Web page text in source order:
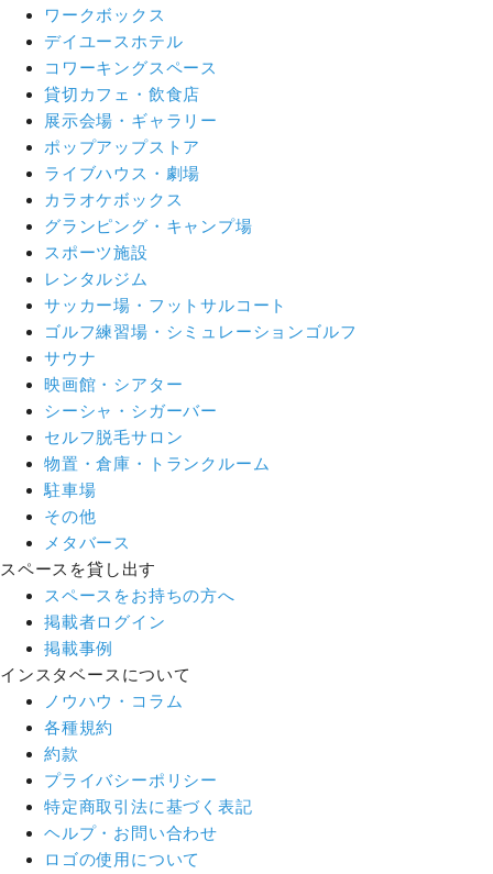
ワークボックス
デイユースホテル
コワーキングスペース
貸切カフェ・飲食店
展示会場・ギャラリー
ポップアップストア
ライブハウス・劇場
カラオケボックス
グランピング・キャンプ場
スポーツ施設
レンタルジム
サッカー場・フットサルコート
ゴルフ練習場・シミュレーションゴルフ
サウナ
映画館・シアター
シーシャ・シガーバー
セルフ脱毛サロン
物置・倉庫・トランクルーム
駐車場
その他
メタバース
スペースを貸し出す
スペースをお持ちの方へ
掲載者ログイン
掲載事例
インスタベースについて
ノウハウ・コラム
各種規約
約款
プライバシーポリシー
特定商取引法に基づく表記
ヘルプ・お問い合わせ
ロゴの使用について